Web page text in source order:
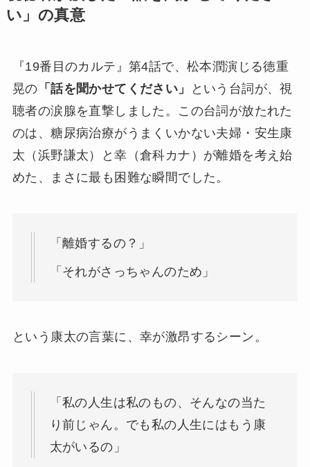
い」の真意
『19番目のカルテ』第4話で、松本潤演じる徳重
晃の 「話を聞かせてください」
という台詞が、視
聴者の涙腺を直撃しました。この台詞が放たれた
のは、糖尿病治療がうまくいかない夫婦・安生康
太（浜野謙太）と幸（倉科カナ）が離婚を考え始
めた、まさに最も困難な瞬間でした。
「離婚するの？」
「それがさっちゃんのため」
という康太の言葉に、幸が激昂するシーン。
「私の人生は私のもの、そんなの当た
り前じゃん。でも私の人生にはもう康
太がいるの」